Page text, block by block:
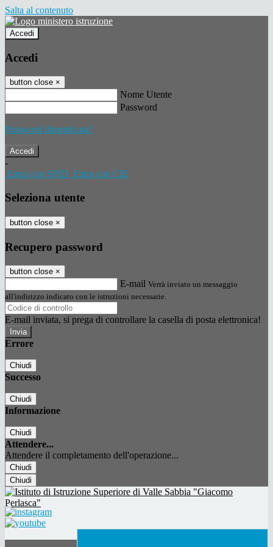
Salta al contenuto
Accedi
Accedi
button close ×
Nome Utente
Password
Password dimenticata?
-
Entra con SPID Entra con CIE
Seleziona utente
button close ×
Recupero password
button close ×
E-mail Verrà inviato un messaggio
all'indirizzo indicato con le istruzioni necessarie.
E-mail inviata, si prega di controllare la casella di posta elettronica!
Errore
Chiudi
Successo
Chiudi
Informazione
Chiudi
Attendere...
Attendere il completamento dell'operazione...
Chiudi
Chiudi